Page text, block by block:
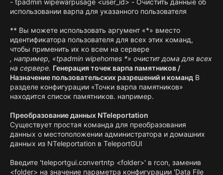
- tpadmin wipewarpusage <user_id> - Очистить данные об
использовании варпа для указанного пользователя
** Вы можете использовать аргумент «*» вместо
идентификатора пользователя для всех этих команд,
чтобы применить их ко всем на сервере
, например, «tpadmin wipehomes *» очистит дома для всех
на сервере. Генерация точек варпа памятников /
Назначение пользовательских разрешений и команд В
разделе конфигурации «Точки варпа памятников»
находится список памятников. например.
Преобразование данных NTeleportation
Существует простая команда для преобразования
данных о местоположении администратора и домашних
данных из NTeleportation в TeleportGUI
Введите 'teleportgui.convertntp <folder>' в rcon, заменив
<folder> на значение параметра конфигурации 'Data File